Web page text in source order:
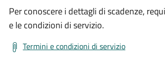
Per conoscere i dettagli di scadenze,
e le condizioni di servizio.
Termini e condizioni di servizio